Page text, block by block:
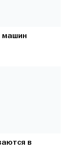
машин
в